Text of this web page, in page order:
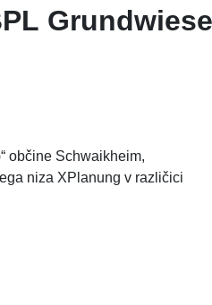
občine Schwaikheim,
niza XPlanung v različici